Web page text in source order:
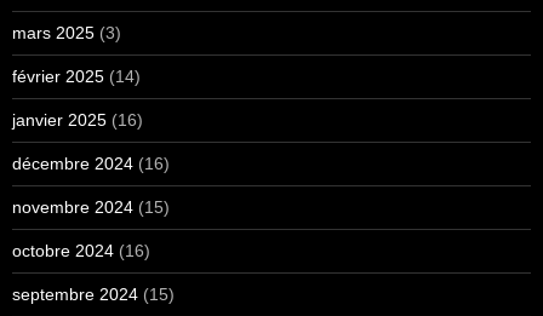
mars 2025 (3)
février 2025 (14)
janvier 2025 (16)
décembre 2024 (16)
novembre 2024 (15)
octobre 2024 (16)
septembre 2024 (15)